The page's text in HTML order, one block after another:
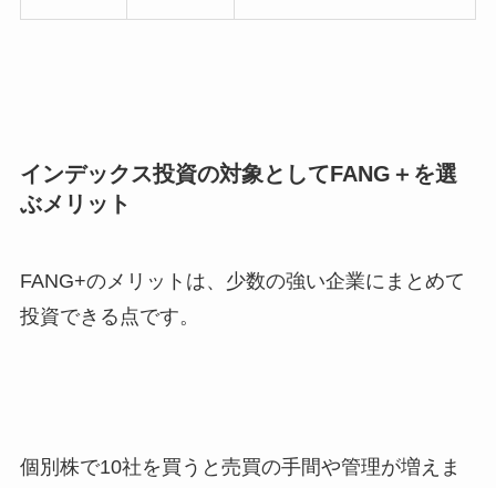
インデックス投資の対象としてFANG＋を選
ぶメリット
FANG+のメリットは、少数の強い企業にまとめて
投資できる点です。
個別株で10社を買うと売買の手間や管理が増えま